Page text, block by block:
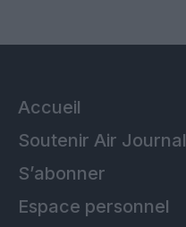
Accueil
Soutenir Air Journal
S’abonner
Espace personnel